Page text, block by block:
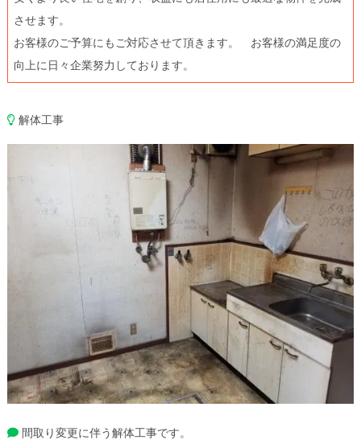
させます。
お客様のご予算にもご対応させて頂きます。 お客様の満足度の
向上に日々企業努力しております。
解体工事
間取り変更に伴う解体工事です。